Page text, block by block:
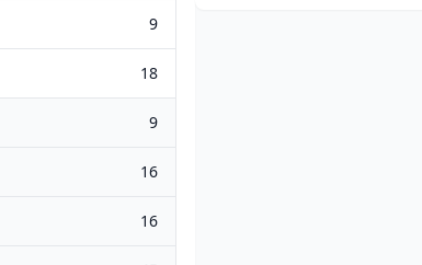
9
18
9
16
16